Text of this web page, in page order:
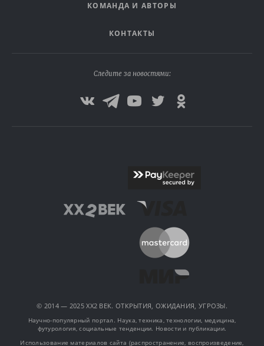
КОМАНДА И АВТОРЫ
КОНТАКТЫ
Следите за новостями:
© 2014 — 2025 XX2 ВЕК. ОТКРЫТИЯ, ОЖИДАНИЯ, УГРОЗЫ.
Научно-популярный портал. Наука, техника, технологии, медицина,
футурология, социальные тенденции. Новости и публикации.
Использование материалов сайта (распространение, воспроизведение,